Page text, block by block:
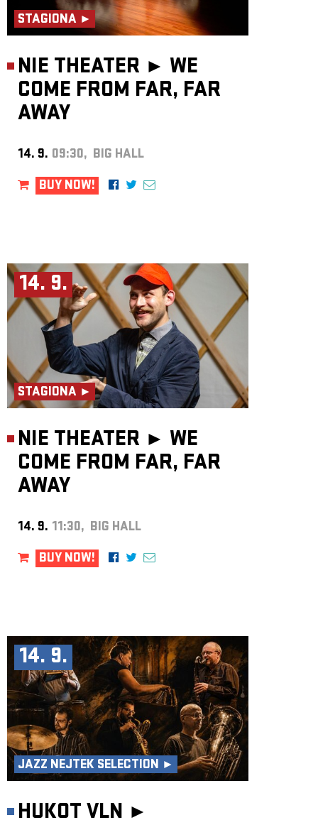
STAGIONA ►
NIE THEATER ► WE
COME FROM FAR, FAR
AWAY
14. 9. 09:30, BIG HALL
BUY NOW!
14. 9.
STAGIONA ►
NIE THEATER ► WE
COME FROM FAR, FAR
AWAY
14. 9. 11:30, BIG HALL
BUY NOW!
14. 9.
JAZZ NEJTEK SELECTION ►
HUKOT VLN ►